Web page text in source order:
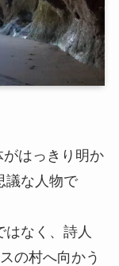
はっきり明か
議な人物で
なく、詩人
の村へ向かう